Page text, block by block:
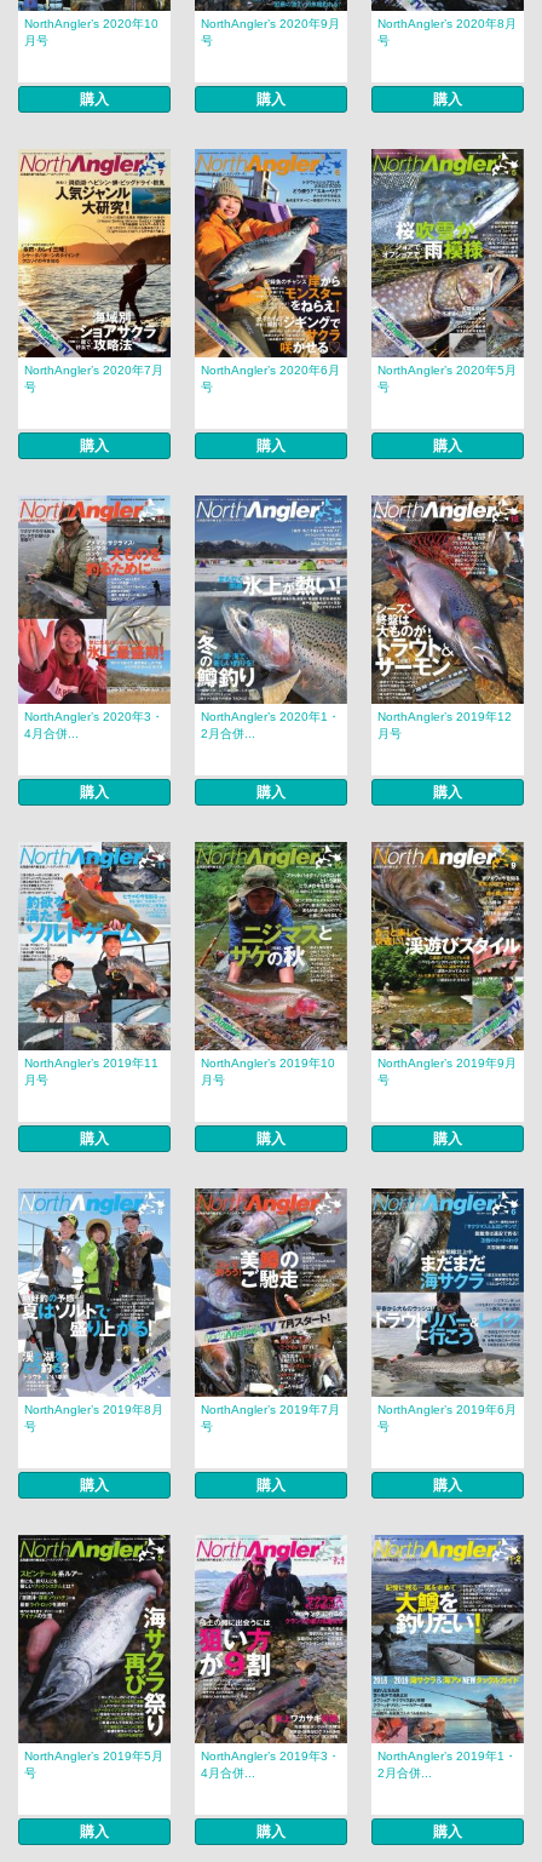
NorthAngler’s 2020年10
月号
購入
NorthAngler’s 2020年9月
号
購入
NorthAngler’s 2020年8月
号
購入
NorthAngler’s 2020年7月
号
購入
NorthAngler’s 2020年6月
号
購入
NorthAngler’s 2020年5月
号
購入
NorthAngler’s 2020年3・
4月合併...
購入
NorthAngler’s 2020年1・
2月合併...
購入
NorthAngler’s 2019年12
月号
購入
NorthAngler’s 2019年11
月号
購入
NorthAngler’s 2019年10
月号
購入
NorthAngler’s 2019年9月
号
購入
NorthAngler’s 2019年8月
号
購入
NorthAngler’s 2019年7月
号
購入
NorthAngler’s 2019年6月
号
購入
NorthAngler’s 2019年5月
号
購入
NorthAngler’s 2019年3・
4月合併...
購入
NorthAngler’s 2019年1・
2月合併...
購入